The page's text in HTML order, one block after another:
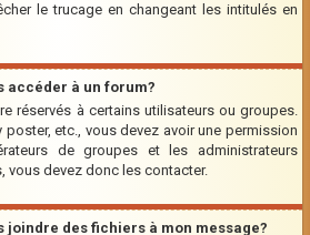
le trucage en changeant les intitulés en
accéder à un forum?
réservés à certains utilisateurs ou groupes.
poster, etc., vous devez avoir une permission
de groupes et les administrateurs
vous devez donc les contacter.
joindre des fichiers à mon message?